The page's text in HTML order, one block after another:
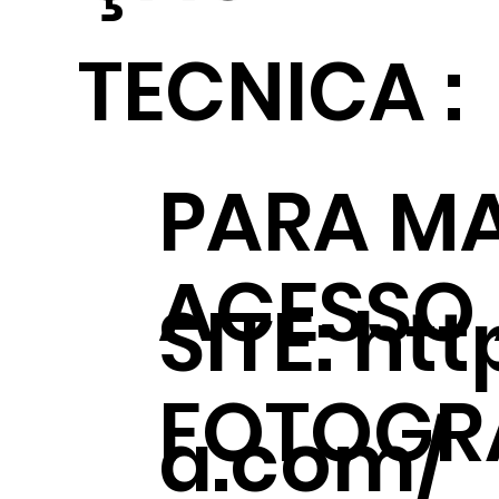
PARA
SITE:
a.com/
TECNICA :